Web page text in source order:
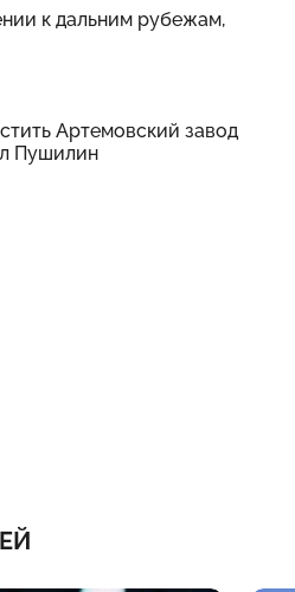
к дальним рубежам,
Артемовский завод
Пушилин